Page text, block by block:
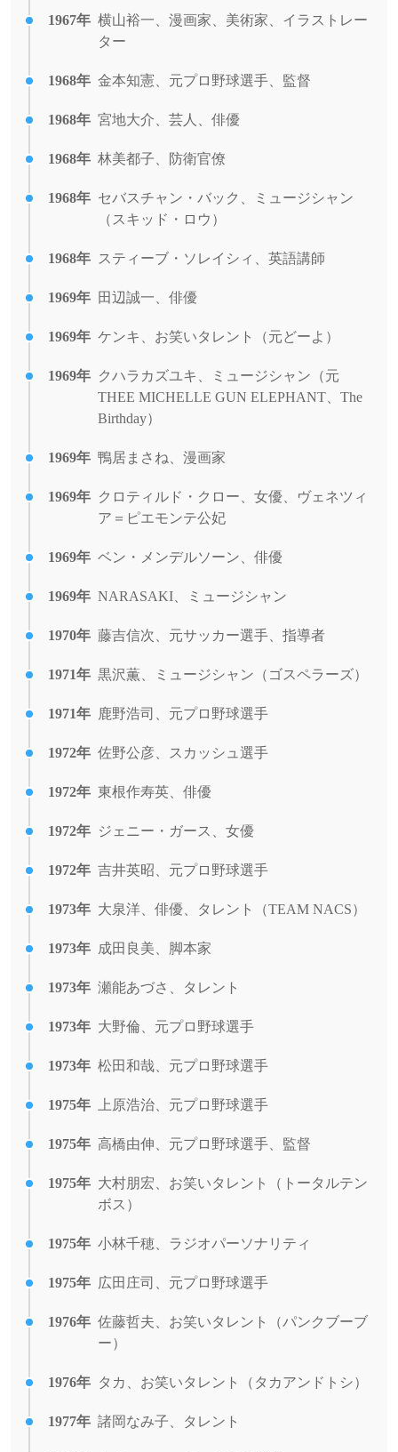
1967年 横山裕一、漫画家、美術家、イラストレー
ター
1968年 金本知憲、元プロ野球選手、監督
1968年 宮地大介、芸人、俳優
1968年 林美都子、防衛官僚
1968年 セバスチャン・バック、ミュージシャン
（スキッド・ロウ）
1968年 スティーブ・ソレイシィ、英語講師
1969年 田辺誠一、俳優
1969年 ケンキ、お笑いタレント（元どーよ）
1969年 クハラカズユキ、ミュージシャン（元
THEE MICHELLE GUN ELEPHANT、The
Birthday）
1969年 鴨居まさね、漫画家
1969年 クロティルド・クロー、女優、ヴェネツィ
ア＝ピエモンテ公妃
1969年 ベン・メンデルソーン、俳優
1969年 NARASAKI、ミュージシャン
1970年 藤吉信次、元サッカー選手、指導者
1971年 黒沢薫、ミュージシャン（ゴスペラーズ）
1971年 鹿野浩司、元プロ野球選手
1972年 佐野公彦、スカッシュ選手
1972年 東根作寿英、俳優
1972年 ジェニー・ガース、女優
1972年 吉井英昭、元プロ野球選手
1973年 大泉洋、俳優、タレント（TEAM NACS）
1973年 成田良美、脚本家
1973年 瀬能あづさ、タレント
1973年 大野倫、元プロ野球選手
1973年 松田和哉、元プロ野球選手
1975年 上原浩治、元プロ野球選手
1975年 高橋由伸、元プロ野球選手、監督
1975年 大村朋宏、お笑いタレント（トータルテン
ボス）
1975年 小林千穂、ラジオパーソナリティ
1975年 広田庄司、元プロ野球選手
1976年 佐藤哲夫、お笑いタレント（パンクブーブ
ー）
1976年 タカ、お笑いタレント（タカアンドトシ）
1977年 諸岡なみ子、タレント